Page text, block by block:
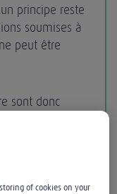
principe reste
soumises à
peut être
sont donc
of cookies on your